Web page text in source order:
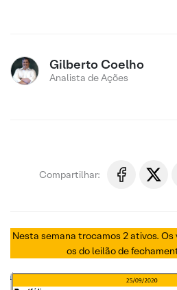
Gilberto Coelho
Analista de Ações
Compartilhar:
Nesta semana trocamos 2 ativos.
os do leilão de